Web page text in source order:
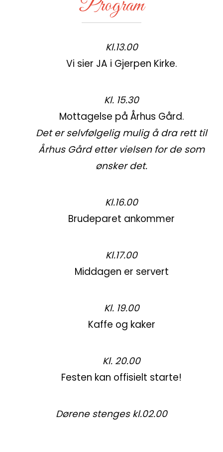
Program
Kl.13.00
Vi sier JA i Gjerpen Kirke.
Kl. 15.30
Mottagelse på Århus Gård.
Det er selvfølgelig mulig å dra rett til
Århus Gård etter vielsen for de som
ønsker det.
Kl.16.00
Brudeparet ankommer
Kl.17.00
Middagen er servert
Kl. 19.00
Kaffe og kaker
Kl. 20.00
Festen kan offisielt starte!
Dørene stenges kl.02.00